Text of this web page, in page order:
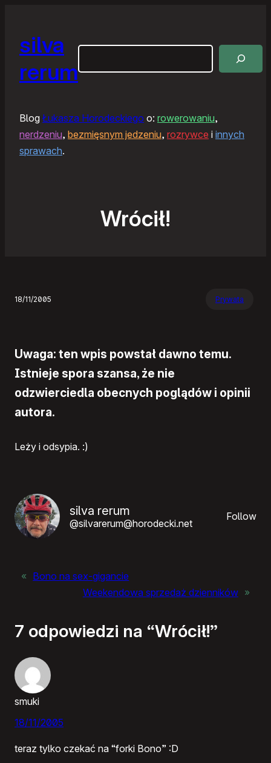
silva
rerum
Blog Łukasza Horodeckiego o: rowerowaniu,
nerdzeniu, bezmięsnym jedzeniu, rozrywce i innych
sprawach.
Wrócił!
18/11/2005 Prywata
Uwaga: ten wpis powstał dawno temu.
Istnieje spora szansa, że nie
odzwierciedla obecnych poglądów i opinii
autora.
Leży i odsypia. :)
silva rerum
@silvarerum@horodecki.net
Follow
« Bono na sex-gigancie
Weekendowa sprzedaż dzienników »
7 odpowiedzi na “Wrócił!”
smuki
18/11/2005
teraz tylko czekać na “forki Bono” :D